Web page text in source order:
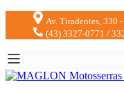
Av. Tiradentes, 330
(43) 3327-0771 /